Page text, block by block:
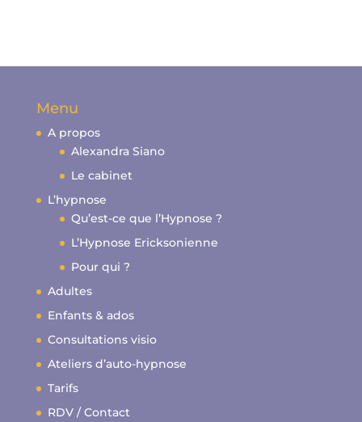
Menu
A propos
Alexandra Siano
Le cabinet
L’hypnose
Qu’est-ce que l’Hypnose ?
L’Hypnose Ericksonienne
Pour qui ?
Adultes
Enfants & ados
Consultations visio
Ateliers d’auto-hypnose
Tarifs
RDV / Contact